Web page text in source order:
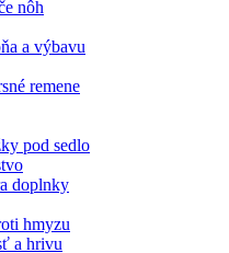
nôh
a výbavu
remene
pod sedlo
doplnky
hmyzu
a hrivu